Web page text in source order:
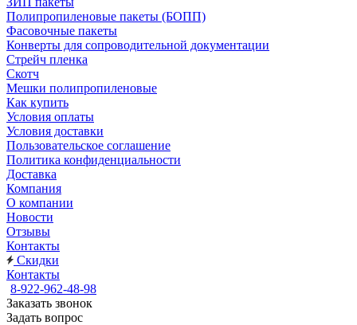
Полипропиленовые пакеты (БОПП)
Фасовочные пакеты
Конверты для сопроводительной документации
Стрейч пленка
Скотч
Мешки полипропиленовые
Как купить
Условия оплаты
Условия доставки
Пользовательское соглашение
Политика конфиденциальности
Доставка
Компания
О компании
Новости
Отзывы
Контакты
Скидки
Контакты
8-922-962-48-98
Заказать звонок
Задать вопрос